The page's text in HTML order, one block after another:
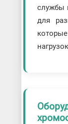
службы
для